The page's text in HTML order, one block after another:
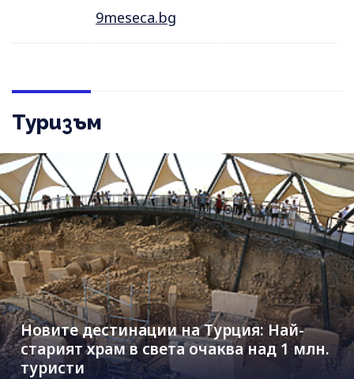
9meseca.bg
Туризъм
Новите дестинации на Турция: Най-
старият храм в света очаква над 1 млн.
туристи